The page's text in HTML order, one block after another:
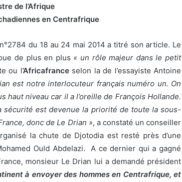
de l’Afrique
en Centrafrique
n°2784 du 18 au 24 mai 2014 a titré son article. Le
de plus en plus « un rôle majeur dans le petit
ou l’Africafrance selon la de l’essayiste Antoine
est notre interlocuteur français numéro un. On
haut niveau car il a l’oreille de François Hollande.
est devenue la priorité de toute la sous-
donc de Le Drian », a constaté un conseiller
la chute de Djotodia est resté près d’une
Ould Abdelazi. A ce dernier qui a gagné
monsieur Le Drian lui a demandé président
à envoyer des hommes en Centrafrique, et